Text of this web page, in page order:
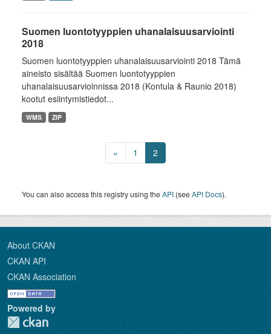
Suomen luontotyyppien uhanalaisuusarviointi
2018
Suomen luontotyyppien uhanalaisuusarviointi 2018 Tämä
aineisto sisältää Suomen luontotyyppien
uhanalaisuusarvioinnissa 2018 (Kontula & Raunio 2018)
kootut esiintymistiedot...
WMS ZIP
« 1 2
You can also access this registry using theAPI (seeAPI Docs).
About CKAN
CKAN API
CKAN Association
Powered by